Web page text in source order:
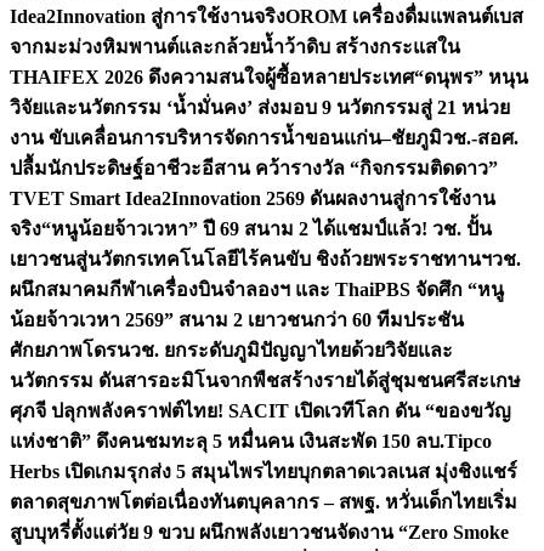
Idea2Innovation สู่การใช้งานจริงOROM เครื่องดื่มแพลนต์เบส
จากมะม่วงหิมพานต์และกล้วยน้ำว้าดิบ สร้างกระแสใน
THAIFEX 2026 ดึงความสนใจผู้ซื้อหลายประเทศ“ดนุพร” หนุน
วิจัยและนวัตกรรม ‘น้ำมั่นคง’ ส่งมอบ 9 นวัตกรรมสู่ 21 หน่วย
งาน ขับเคลื่อนการบริหารจัดการน้ำขอนแก่น–ชัยภูมิวช.-สอศ.
ปลื้มนักประดิษฐ์อาชีวะอีสาน คว้ารางวัล “กิจกรรมติดดาว”
TVET Smart Idea2Innovation 2569 ดันผลงานสู่การใช้งาน
จริง“หนูน้อยจ้าวเวหา” ปี 69 สนาม 2 ได้แชมป์แล้ว! วช. ปั้น
เยาวชนสู่นวัตกรเทคโนโลยีไร้คนขับ ชิงถ้วยพระราชทานฯวช.
ผนึกสมาคมกีฬาเครื่องบินจำลองฯ และ ThaiPBS จัดศึก “หนู
น้อยจ้าวเวหา 2569” สนาม 2 เยาวชนกว่า 60 ทีมประชัน
ศักยภาพโดรนวช. ยกระดับภูมิปัญญาไทยด้วยวิจัยและ
นวัตกรรม ดันสารอะมิโนจากพืชสร้างรายได้สู่ชุมชนศรีสะเกษ
ศุภจี ปลุกพลังคราฟต์ไทย! SACIT เปิดเวทีโลก ดัน “ของขวัญ
แห่งชาติ” ดึงคนชมทะลุ 5 หมื่นคน เงินสะพัด 150 ลบ.Tipco
Herbs เปิดเกมรุกส่ง 5 สมุนไพรไทยบุกตลาดเวลเนส มุ่งชิงแชร์
ตลาดสุขภาพโตต่อเนื่องทันตบุคลากร – สพฐ. หวั่นเด็กไทยเริ่ม
สูบบุหรี่ตั้งแต่วัย 9 ขวบ ผนึกพลังเยาวชนจัดงาน “Zero Smoke